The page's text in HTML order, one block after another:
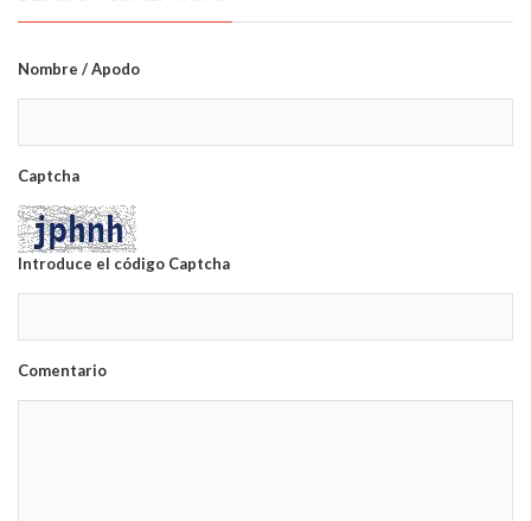
Nombre / Apodo
Captcha
Introduce el código Captcha
Comentario